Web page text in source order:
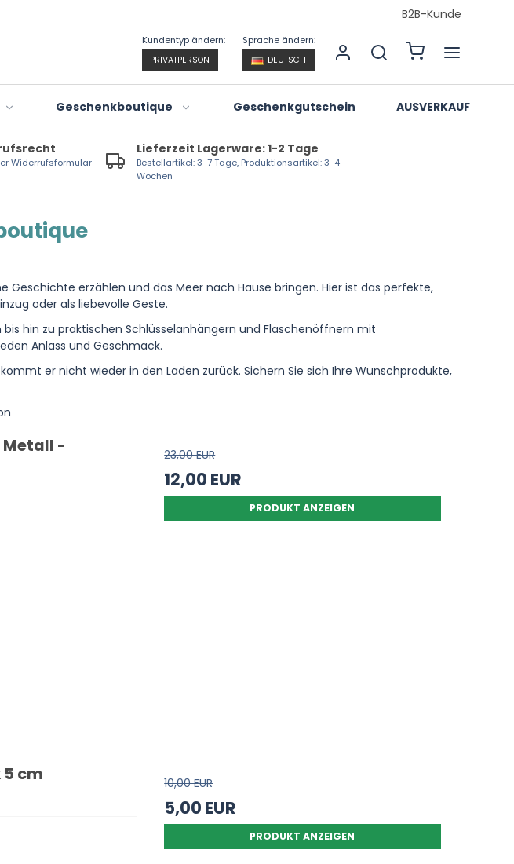
B2B-Kunde
Kundentyp ändern:
PRIVATPERSON
Sprache ändern:
DEUTSCH
Geschenkboutique
Tischdekoration
Nostalgie bei Tisch
Flaschenöffner
Geschenkgutschein AUSVERKAUF
Widerrufsformular
Lieferzeit Lagerware: 1-2 Tage
Bestellartikel: 3-7 Tage, Produktionsartikel: 3-4
Wochen
erzählen und das Meer nach Hause bringen. Hier ist das perfekte,
oder als liebevolle Geste.
hin zu praktischen Schlüsselanhängern und Flaschenöffnern mit
Anlass und Geschmack.
er nicht wieder in den Laden zurück. Sichern Sie sich Ihre Wunschprodukte,
-
23,00 EUR
12,00 EUR
PRODUKT ANZEIGEN
5 cm 10,00 EUR
5,00 EUR
PRODUKT ANZEIGEN